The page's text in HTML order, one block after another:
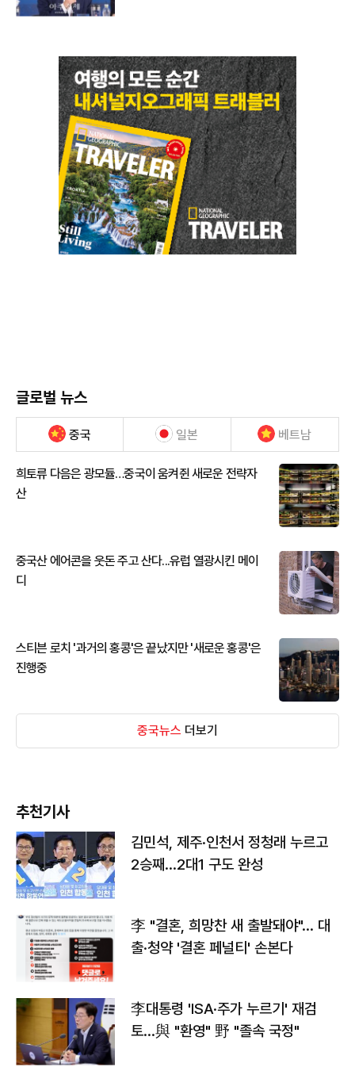
글로벌 뉴스
중국 일본 베트남
희토류 다음은 광모듈…중국이 움켜쥔 새로운 전략자
산
중국산 에어콘을 웃돈 주고 산다...유럽 열광시킨 메이
디
스티븐 로치 '과거의 홍콩'은 끝났지만 '새로운 홍콩'은
진행중
중국뉴스 더보기
추천기사
김민석, 제주·인천서 정청래 누르고
2승째…2대1 구도 완성
李 "결혼, 희망찬 새 출발돼야"… 대
출·청약 '결혼 페널티' 손본다
李대통령 'ISA·주가 누르기' 재검
토…與 "환영" 野 "졸속 국정"